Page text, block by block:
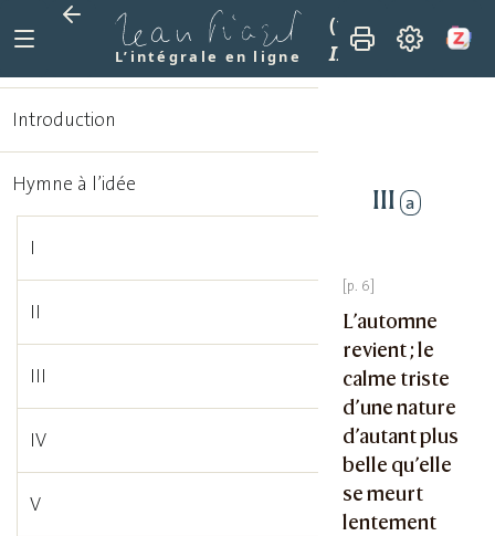
L’intégrale en ligne
(1915)
La mission
III
III a
L’automne
revient ; le
calme triste
d’une nature
d’autant plus
belle qu’elle
se meurt
lentement
Introduction
Hymne à l’idée
I
II
III
IV
V